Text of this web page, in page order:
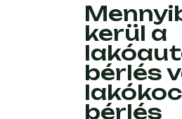
kerül a
bérlés
bérlés